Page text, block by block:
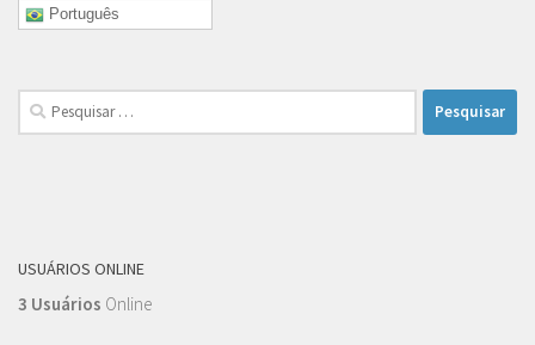
Português
Pesquisar
por:
USUÁRIOS ONLINE
3 Usuários Online